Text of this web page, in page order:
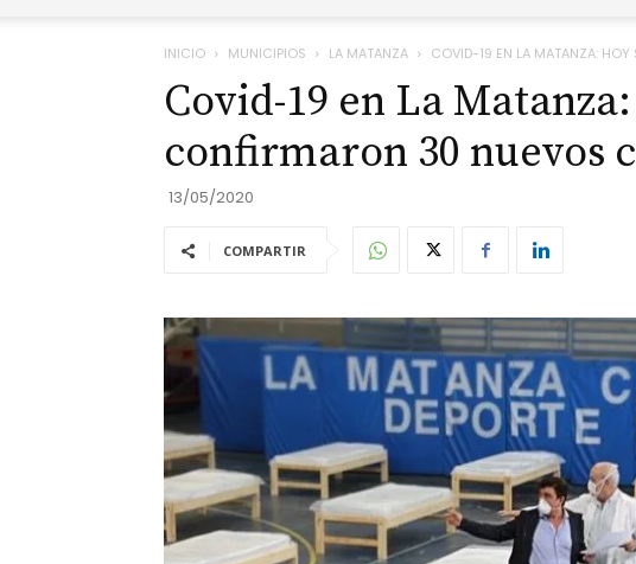
INICIO MUNICIPIOS LA MATANZA COVID-19 EN LA MATANZA:
Covid-19 en La
confirmaron 30 nuevos
13/05/2020
COMPARTIR